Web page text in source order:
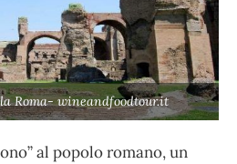
Roma- wineandfoodtour.it
al popolo romano, un